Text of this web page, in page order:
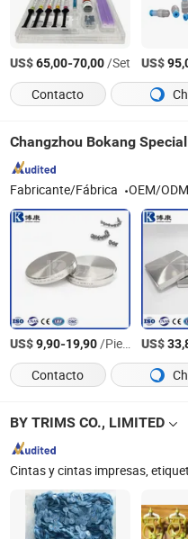
US$65,00-70,00/Set US$
Contacto
Fabricante/Fábrica OEM/ODM
US$9,90-19,90/Pieza US$
Contacto
BY TRIMS CO., LIMITED